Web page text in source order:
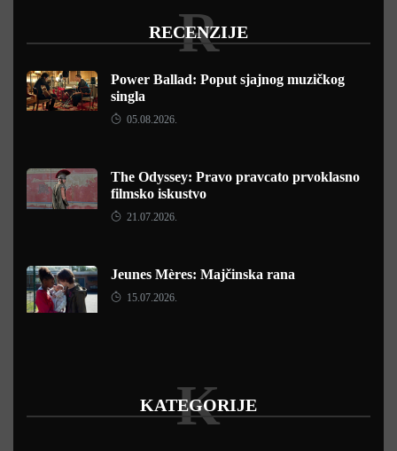
RECENZIJE
R
Power Ballad: Poput sjajnog muzičkog
singla
05.08.2026.
The Odyssey: Pravo pravcato prvoklasno
filmsko iskustvo
21.07.2026.
Jeunes Mères: Majčinska rana
15.07.2026.
KATEGORIJE
K